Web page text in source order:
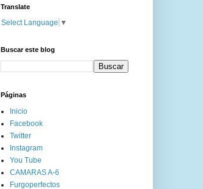
Translate
Select Language ▼
Buscar este blog
Páginas
Inicio
Facebook
Twitter
Instagram
You Tube
CAMARAS A-6
Furgoperfectos